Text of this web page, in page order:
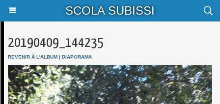
SCOLA SUBISSI
20190409_144235
REVENIR À L'ALBUM | DIAPORAMA